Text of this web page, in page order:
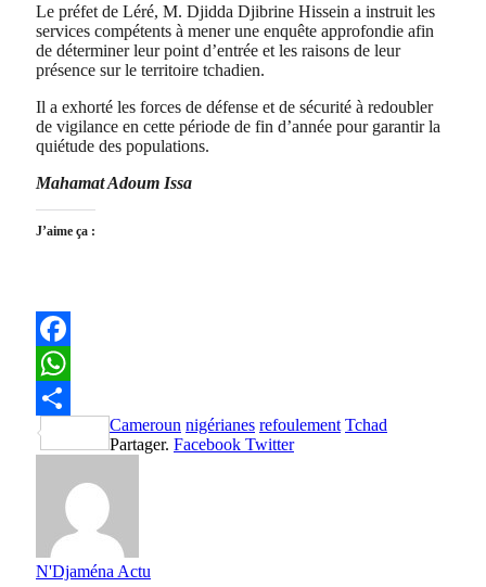
Le préfet de Léré, M. Djidda Djibrine Hissein a instruit les
services compétents à mener une enquête approfondie afin
de déterminer leur point d’entrée et les raisons de leur
présence sur le territoire tchadien.
Il a exhorté les forces de défense et de sécurité à redoubler
de vigilance en cette période de fin d’année pour garantir la
quiétude des populations.
Mahamat Adoum Issa
J’aime ça :
Facebook
WhatsApp
Partager
Cameroun nigérianes refoulement Tchad
Partager. Facebook Twitter
N'Djaména Actu